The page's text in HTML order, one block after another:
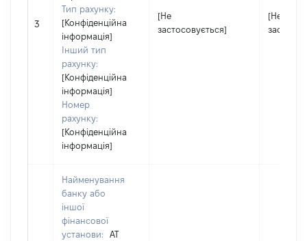
3
Тип рахунку:
[Конфіденційна
інформація]
Інший тип
рахунку:
[Конфіденційна
інформація]
Номер
рахунку:
[Конфіденційна
інформація]
[Не
застосовується]
[Не
Найменування
банку або
іншої
фінансової
установи:
АТ